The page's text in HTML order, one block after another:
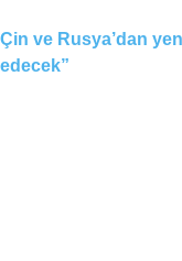
Çin ve Rusya’dan
edecek”